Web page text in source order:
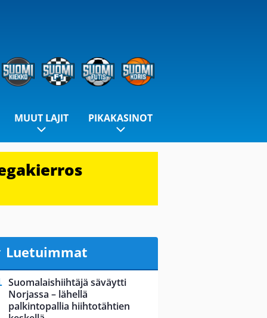
MUUT LAJIT PIKAKASINOT
Luetuimmat
Suomalaishiihtäjä säväytti
Norjassa – lähellä
palkintopallia hiihtotähtien